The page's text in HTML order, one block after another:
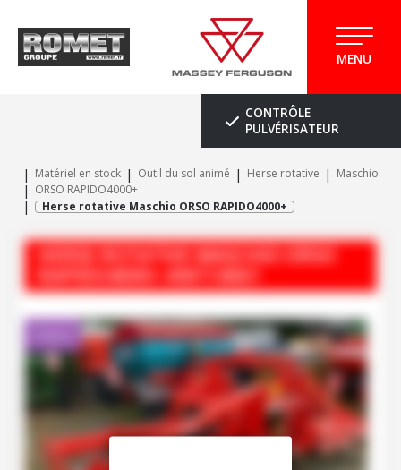
MENU
CONTRÔLE
PULVÉRISATEUR
Matériel en stock Outil du sol animé Herse rotative
Maschio
ORSO RAPIDO4000+
Herse rotative Maschio ORSO RAPIDO4000+
HERSE ROTATIVE MASCHIOORSO
RAPIDO4000+
#M114061